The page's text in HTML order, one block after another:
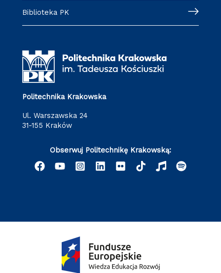
Biblioteka PK
Politechnika Krakowska
ul. Warszawska 24
31-155 Kraków
Obserwuj Politechnikę Krakowską: